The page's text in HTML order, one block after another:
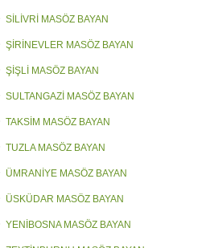
SİLİVRİ MASÖZ BAYAN
ŞİRİNEVLER MASÖZ BAYAN
ŞİŞLİ MASÖZ BAYAN
SULTANGAZİ MASÖZ BAYAN
TAKSİM MASÖZ BAYAN
TUZLA MASÖZ BAYAN
ÜMRANİYE MASÖZ BAYAN
ÜSKÜDAR MASÖZ BAYAN
YENİBOSNA MASÖZ BAYAN